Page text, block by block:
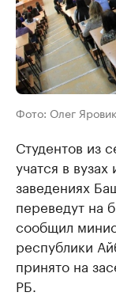
Фото: Олег
Студентов из
учатся в
заведениях
переведут на
сообщил
республики
принято на
РБ.